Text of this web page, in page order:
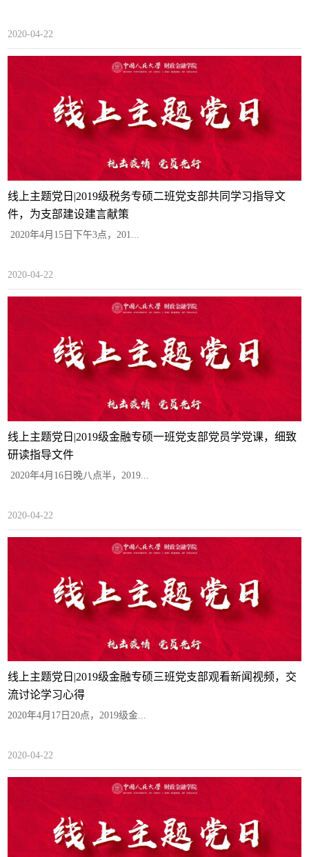
2020-04-22
线上主题党日|2019级税务专硕二班党支部共同学习指导文
件，为支部建设建言献策
​ 2020年4月15日下午3点，201...
2020-04-22
线上主题党日|2019级金融专硕一班党支部党员学党课，细致
研读指导文件
2020年4月16日晚八点半，2019...
2020-04-22
线上主题党日|2019级金融专硕三班党支部观看新闻视频，交
流讨论学习心得
2020年4月17日20点，2019级金...
2020-04-22